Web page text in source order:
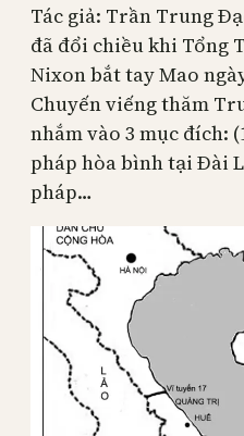
Tác giả: Trần Trung
đã đổi chiều khi Tổng
Nixon bắt tay Mao
Chuyến viếng thăm
nhắm vào 3 mục đích:
pháp hòa bình tại Đài
pháp…